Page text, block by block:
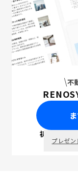
不
初回面談で
プレゼン